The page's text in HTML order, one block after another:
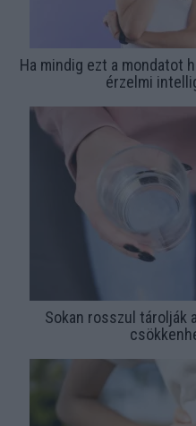
Ha mindig ezt a mondatot
érzelmi
Sokan rosszul tárolják